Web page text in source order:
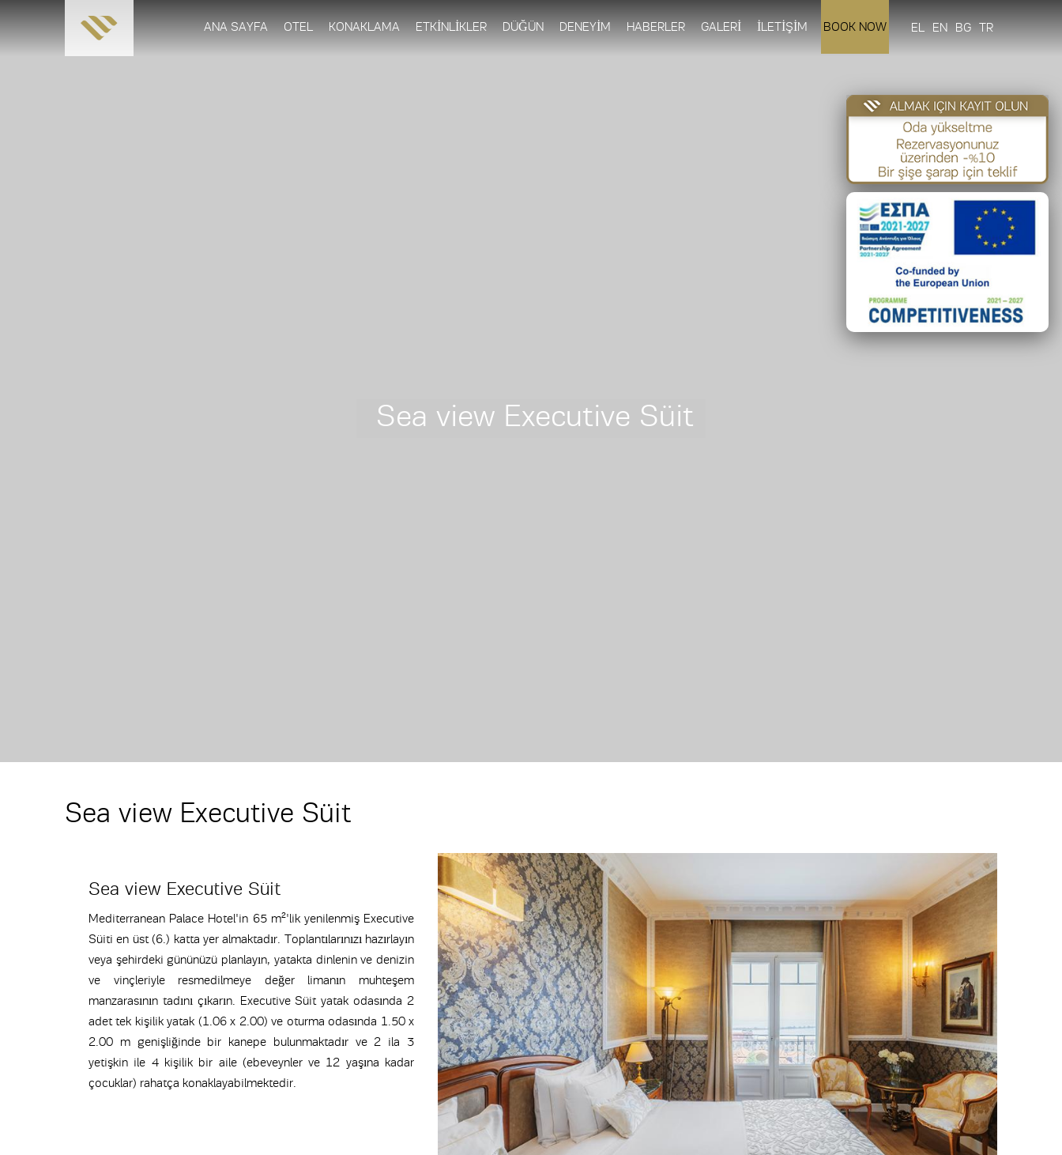
main
ANA SAYFA OTEL KONAKLAMA ETKİNLİKLER DÜĞÜN DENEYİM HABERLER GALERİ İLETİŞİM BOOK NOW EL EN BG TR
Sea view Executive Süit
Sea view Executive Süit
Sea view Executive Süit
Mediterranean Palace Hotel'in 65 m²'lik yenilenmiş Executive
Süiti en üst (6.) katta yer almaktadır. Toplantılarınızı hazırlayın
veya şehirdeki gününüzü planlayın, yatakta dinlenin ve denizin
ve vinçleriyle resmedilmeye değer limanın muhteşem
manzarasının tadını çıkarın. Executive Süit yatak odasında 2
adet tek kişilik yatak (1.06 x 2.00) ve oturma odasında 1.50 x
2.00 m genişliğinde bir kanepe bulunmaktadır ve 2 ila 3
yetişkin ile 4 kişilik bir aile (ebeveynler ve 12 yaşına kadar
çocuklar) rahatça konaklayabilmektedir.